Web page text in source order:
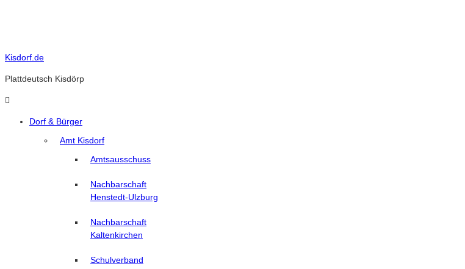
Kisdorf.de
Plattdeutsch Kisdörp
Dorf & Bürger
Amt Kisdorf
Amtsausschuss
Nachbarschaft
Henstedt-Ulzburg
Nachbarschaft
Kaltenkirchen
Schulverband